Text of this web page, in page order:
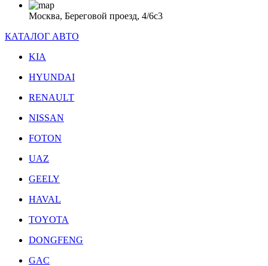
Москва, Береговой проезд, 4/6с3
КАТАЛОГ АВТО
KIA
HYUNDAI
RENAULT
NISSAN
FOTON
UAZ
GEELY
HAVAL
TOYOTA
DONGFENG
GAC